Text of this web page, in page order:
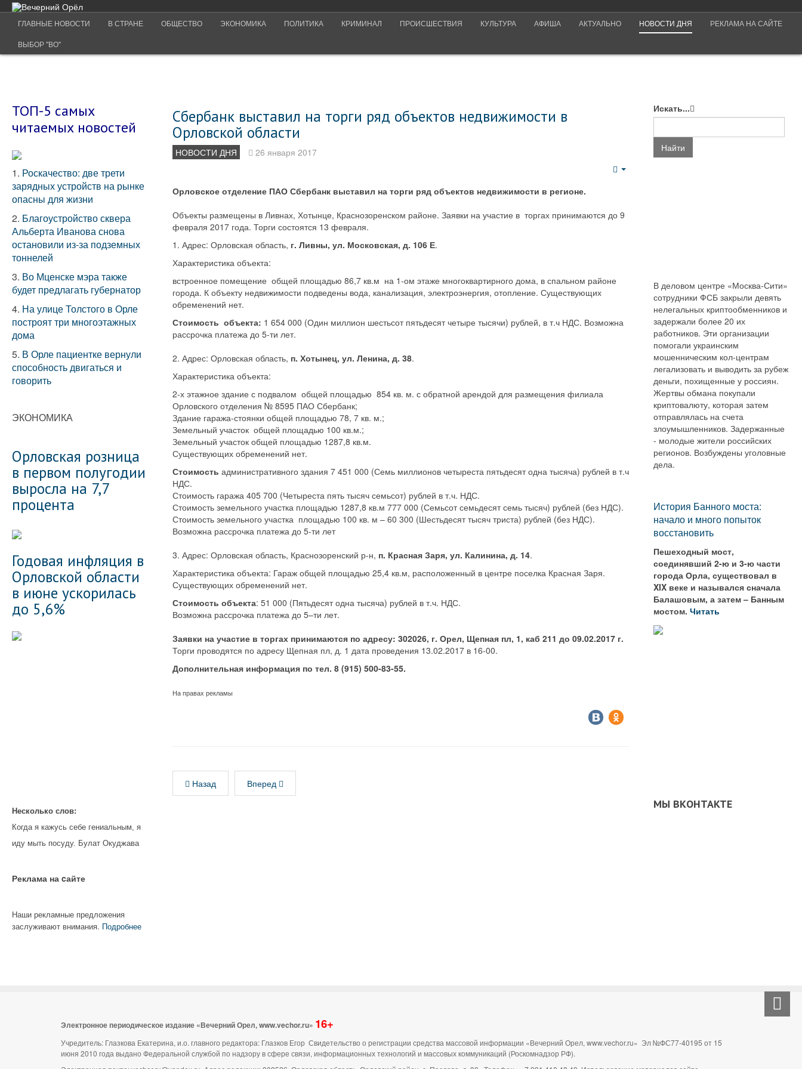
ГЛАВНЫЕ НОВОСТИ В СТРАНЕ ОБЩЕСТВО ЭКОНОМИКА ПОЛИТИКА КРИМИНАЛ ПРОИСШЕСТВИЯ КУЛЬТУРА АФИША АКТУАЛЬНО НОВОСТИ ДНЯ РЕКЛАМА НА САЙТЕ
ВЫБОР "ВО"
Сбербанк выставил на торги ряд объектов недвижимости в
Орловской области
НОВОСТИ ДНЯ 26 января 2017
Орловское отделение ПАО Сбербанк выставил на торги ряд объектов недвижимости в регионе.
Объекты размещены в Ливнах, Хотынце, Краснозоренском районе. Заявки на участие в торгах принимаются до 9
февраля 2017 года. Торги состоятся 13 февраля.
1. Адрес: Орловская область, г. Ливны, ул. Московская, д. 106 Е.
Характеристика объекта:
встроенное помещение общей площадью 86,7 кв.м на 1-ом этаже многоквартирного дома, в спальном районе
города. К объекту недвижимости подведены вода, канализация, электроэнергия, отопление. Существующих
обременений нет.
Стоимость объекта: 1 654 000 (Один миллион шестьсот пятьдесят четыре тысячи) рублей, в т.ч НДС. Возможна
рассрочка платежа до 5-ти лет.
2. Адрес: Орловская область, п. Хотынец, ул. Ленина, д. 38.
Характеристика объекта:
2-х этажное здание с подвалом общей площадью 854 кв. м. с обратной арендой для размещения филиала
Орловского отделения № 8595 ПАО Сбербанк;
Здание гаража-стоянки общей площадью 78, 7 кв. м.;
Земельный участок общей площадью 100 кв.м.;
Земельный участок общей площадью 1287,8 кв.м.
Существующих обременений нет.
Стоимость административного здания 7 451 000 (Семь миллионов четыреста пятьдесят одна тысяча) рублей в т.ч
НДС.
Стоимость гаража 405 700 (Четыреста пять тысяч семьсот) рублей в т.ч. НДС.
Стоимость земельного участка площадью 1287,8 кв.м 777 000 (Семьсот семьдесят семь тысяч) рублей (без НДС).
Стоимость земельного участка площадью 100 кв. м – 60 300 (Шестьдесят тысяч триста) рублей (без НДС).
Возможна рассрочка платежа до 5-ти лет
3. Адрес: Орловская область, Краснозоренский р-н, п. Красная Заря, ул. Калинина, д. 14.
Характеристика объекта: Гараж общей площадью 25,4 кв.м, расположенный в центре поселка Красная Заря.
Существующих обременений нет.
Стоимость объекта: 51 000 (Пятьдесят одна тысяча) рублей в т.ч. НДС.
Возможна рассрочка платежа до 5–ти лет.
Заявки на участие в торгах принимаются по адресу: 302026, г. Орел, Щепная пл, 1, каб 211 до 09.02.2017 г.
Торги проводятся по адресу Щепная пл, д. 1 дата проведения 13.02.2017 в 16-00.
Дополнительная информация по тел. 8 (915) 500-83-55.
На правах рекламы
Назад Вперед
ТОП-5 самых
читаемых новостей
1. Роскачество: две трети
зарядных устройств на рынке
опасны для жизни
2. Благоустройство сквера
Альберта Иванова снова
остановили из-за подземных
тоннелей
3. Во Мценске мэра также
будет предлагать губернатор
4. На улице Толстого в Орле
построят три многоэтажных
дома
5. В Орле пациентке вернули
способность двигаться и
говорить
ЭКОНОМИКА
Орловская розница
в первом полугодии
выросла на 7,7
процента
Годовая инфляция в
Орловской области
в июне ускорилась
до 5,6%
Несколько слов:
Когда я кажусь себе гениальным, я
иду мыть посуду. Булат Окуджава
Реклама на cайте
Наши рекламные предложения
заслуживают внимания. Подробнее
Искать...
Найти
В деловом центре «Москва-Сити»
сотрудники ФСБ закрыли девять
нелегальных криптообменников и
задержали более 20 их
работников. Эти организации
помогали украинским
мошенническим кол-центрам
легализовать и выводить за рубеж
деньги, похищенные у россиян.
Жертвы обмана покупали
криптовалюту, которая затем
отправлялась на счета
злоумышленников. Задержанные
- молодые жители российских
регионов. Возбуждены уголовные
дела.
История Банного моста:
начало и много попыток
восстановить
Пешеходный мост,
соединявший 2-ю и 3-ю части
города Орла, существовал в
XIX веке и назывался сначала
Балашовым, а затем – Банным
мостом.Читать
МЫ ВКОНТАКТЕ
Электронное периодическое издание «Вечерний Орел, www.vechor.ru» 16+
Учредитель: Глазкова Екатерина, и.о. главного редактора: Глазков Егор Свидетельство о регистрации средства массовой информации «Вечерний Орел, www.vechor.ru» Эл №ФС77-40195 от 15
июня 2010 года выдано Федеральной службой по надзору в сфере связи, информационных технологий и массовых коммуникаций (Роскомнадзор РФ).